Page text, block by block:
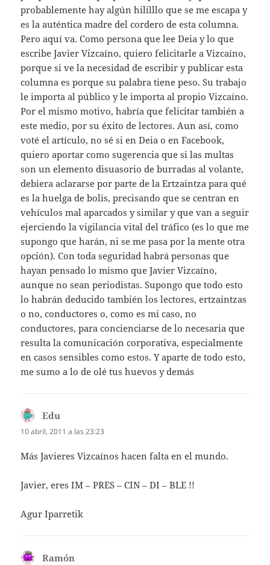
probablemente hay algún hililllo que se me escapa y
es la auténtica madre del cordero de esta columna.
Pero aquí va. Como persona que lee Deia y lo que
escribe Javier Vizcaíno, quiero felicitarle a Vizcaíno,
porque si ve la necesidad de escribir y publicar esta
columna es porque su palabra tiene peso. Su trabajo
le importa al público y le importa al propio Vizcaíno.
Por el mismo motivo, habría que felicitar también a
este medio, por su éxito de lectores. Aun así, como
voté el artículo, no sé si en Deia o en Facebook,
quiero aportar como sugerencia que si las multas
son un elemento disuasorio de burradas al volante,
debiera aclararse por parte de la Ertzaintza para qué
es la huelga de bolis, precisando que se centran en
vehículos mal aparcados y similar y que van a seguir
ejerciendo la vigilancia vital del tráfico (es lo que me
supongo que harán, ni se me pasa por la mente otra
opción). Con toda seguridad habrá personas que
hayan pensado lo mismo que Javier Vizcaíno,
aunque no sean periodistas. Supongo que todo esto
lo habrán deducido también los lectores, ertzaintzas
o no, conductores o, como es mi caso, no
conductores, para concienciarse de lo necesaria que
resulta la comunicación corporativa, especialmente
en casos sensibles como estos. Y aparte de todo esto,
me sumo a lo de olé tus huevos y demás
Edu
10 abril, 2011 a las 23:23
Más Javieres Vizcaínos hacen falta en el mundo.
Javier, eres IM – PRES – CIN – DI – BLE !!
Agur Iparretik
Ramón